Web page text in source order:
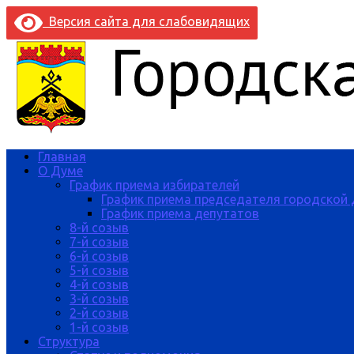
Версия сайта для слабовидящих
Главная
О Думе
График приема избирателей
График приема председателя
График приема депутатов
8-й созыв
7-й созыв
6-й созыв
5-й созыв
4-й созыв
3-й созыв
2-й созыв
1-й созыв
Структура